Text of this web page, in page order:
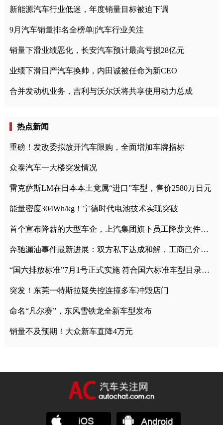
新能源汽车行业低迷，年度销量目标被迫下调
9月汽车销量排名全榜单||汽车行业关注
销量下滑业绩恶化，长安汽车预计最高亏损28亿元
业绩下滑日产汽车换帅，内田诚被任命为新CEO
合并发动机业务，吉利与沃尔沃将共享使用动力总成
热点新闻
重磅！发改委拟放开汽车限购，全面增加车牌指标
众泰汽车一大楼突发情况
雷克萨斯LM在日本本土竟属“进口”车型，售价2580万日元
能量密度304Wh/kg！宁德时代电池技术实现突破
首个宣布降薪的大型车企，上汽集团旗下员工降薪文件曝光
奔驰漏油事件最新进展：双方私下达成和解，工商已介入调查
“国六排放标准”7月1号正式实施 符合国六标准车型目录一览
突发！东莞一特斯拉疑失控连撞多车冲毁店门
命名“凡尔赛”，东风雪铁龙全新车型发布
销量不及预期！大众新车直降4万元